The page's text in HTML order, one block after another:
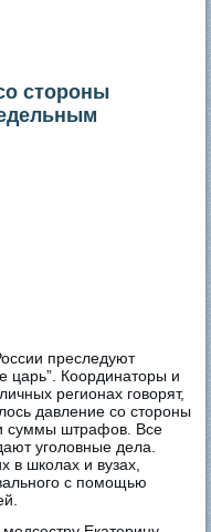
стороны
преследуют
царь”. Координаторы и
регионах говорят,
давление со стороны
и суммы штрафов. Все
уголовные дела.
в школах и вузах,
с помощью